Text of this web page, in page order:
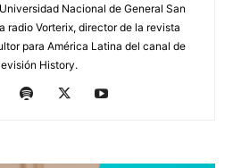
Nacional de General San
radio Vorterix, director de la revista
para América Latina del canal de
History.